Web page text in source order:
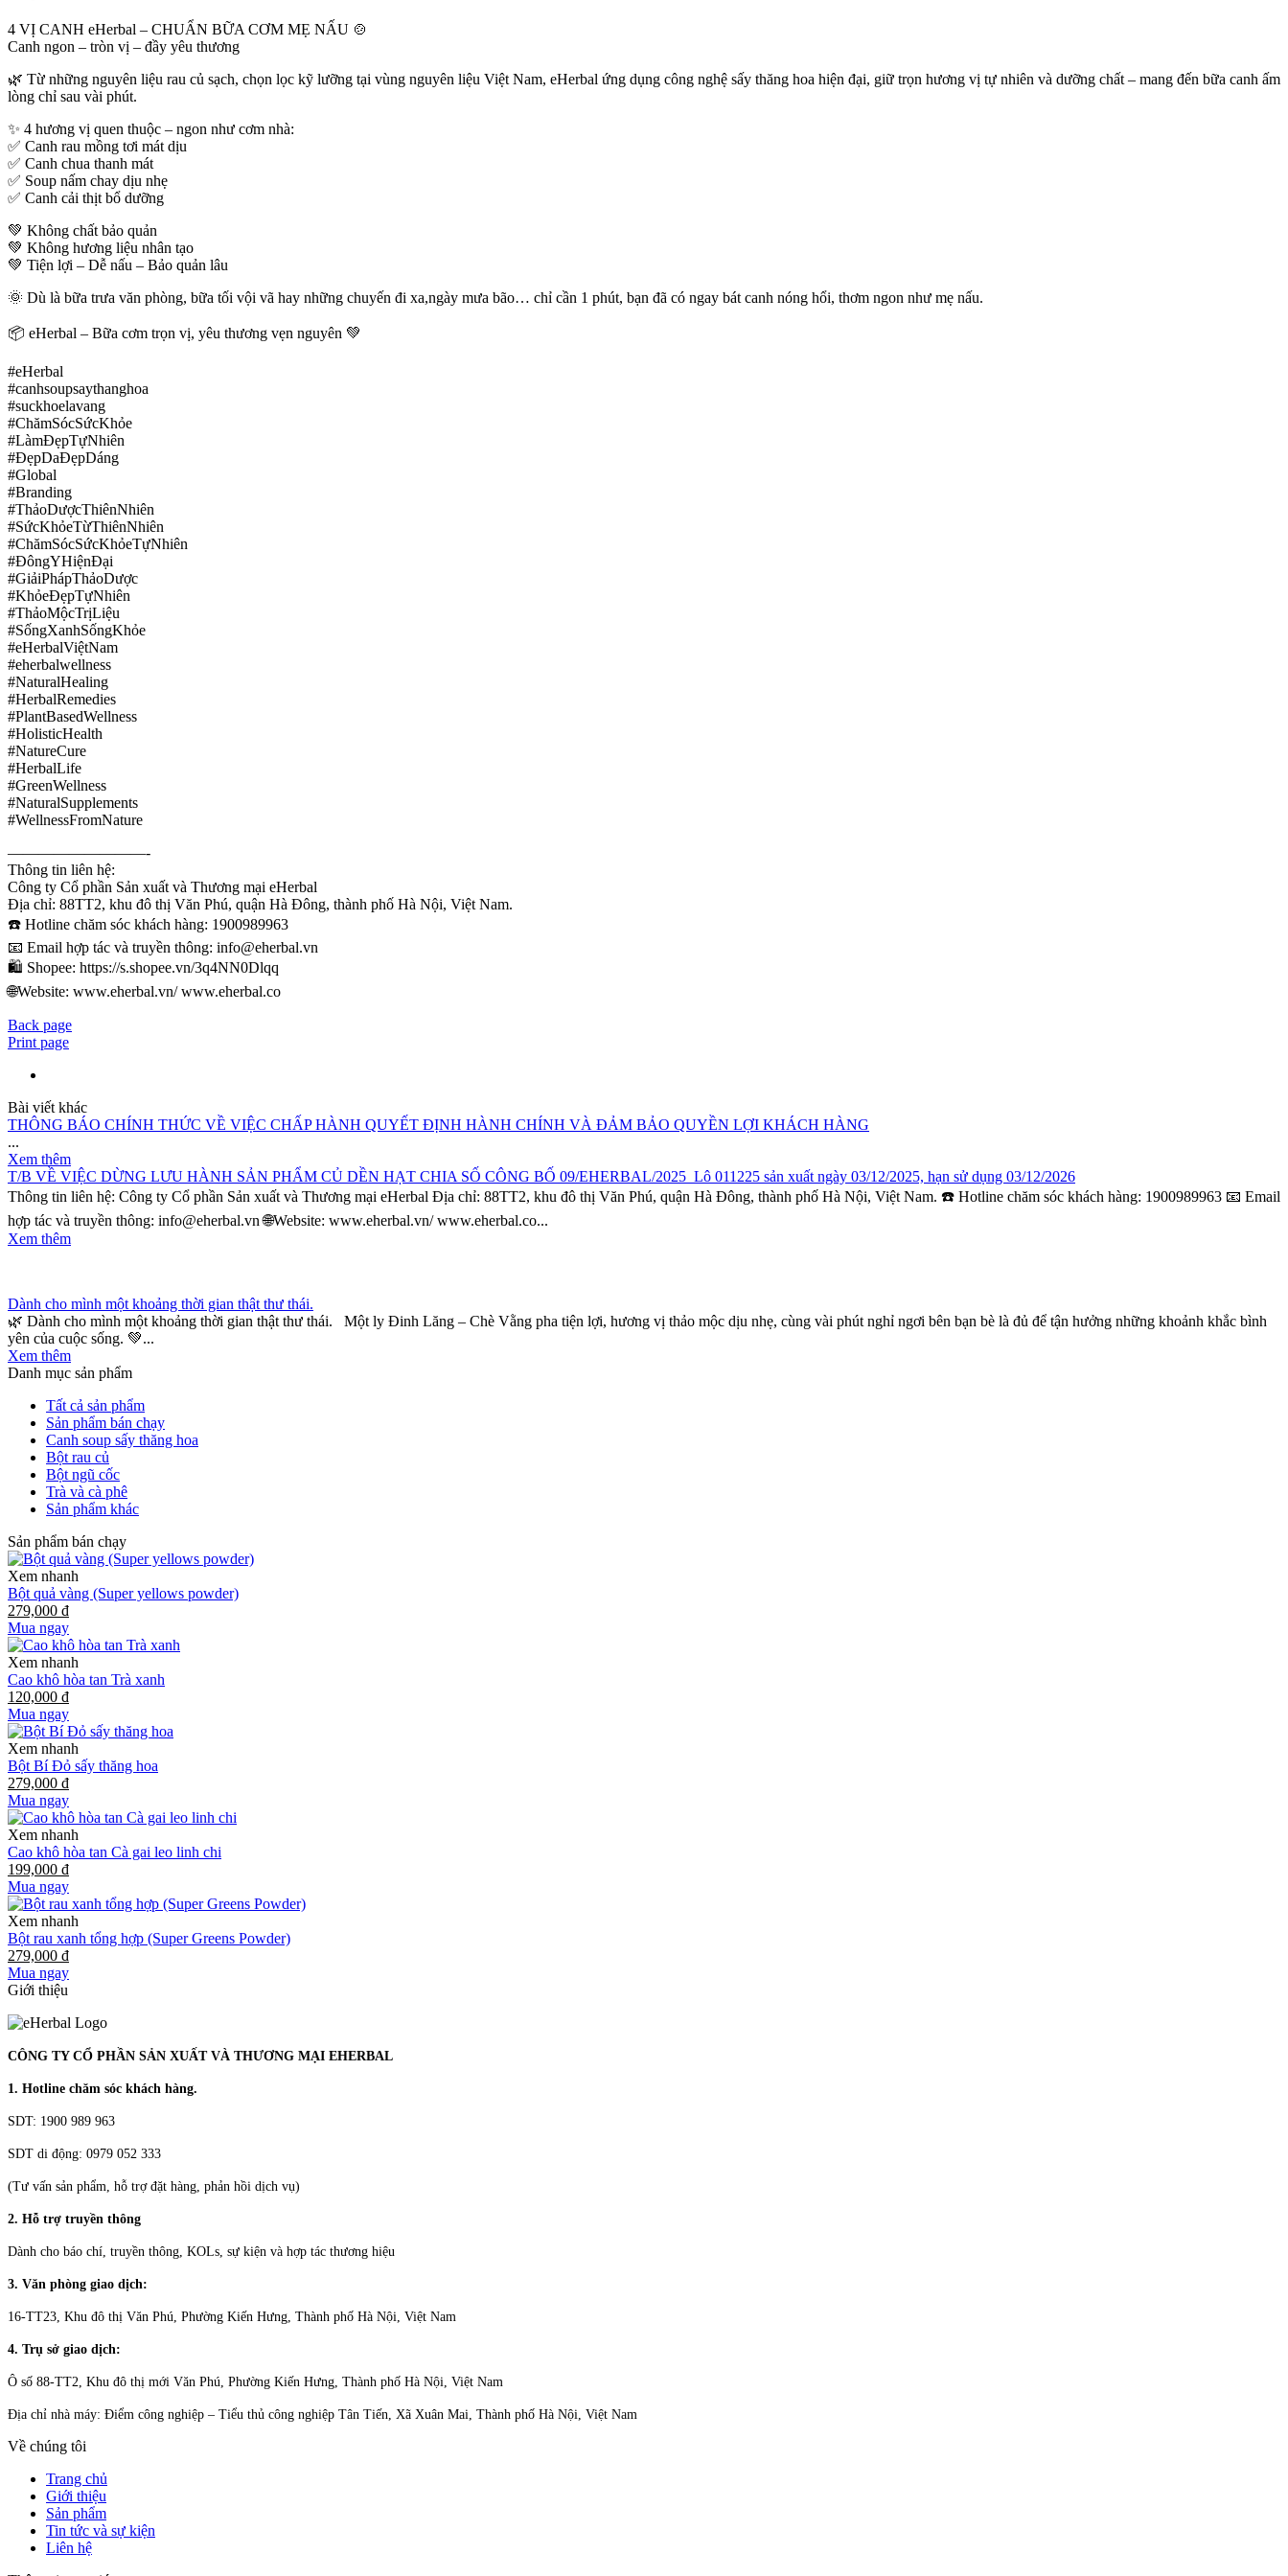
4 VỊ CANH eHerbal – CHUẨN BỮA CƠM MẸ NẤU 🍲
Canh ngon – tròn vị – đầy yêu thương
🌿 Từ những nguyên liệu rau củ sạch, chọn lọc kỹ lưỡng tại vùng nguyên liệu Việt Nam, eHerbal ứng dụng công nghệ sấy thăng hoa hiện đại, giữ trọn hương vị tự nhiên và dưỡng chất – mang đến bữa canh ấm
lòng chỉ sau vài phút.
✨ 4 hương vị quen thuộc – ngon như cơm nhà:
✅ Canh rau mồng tơi mát dịu
✅ Canh chua thanh mát
✅ Soup nấm chay dịu nhẹ
✅ Canh cải thịt bổ dưỡng
💚 Không chất bảo quản
💚 Không hương liệu nhân tạo
💚 Tiện lợi – Dễ nấu – Bảo quản lâu
🌞 Dù là bữa trưa văn phòng, bữa tối vội vã hay những chuyến đi xa,ngày mưa bão… chỉ cần 1 phút, bạn đã có ngay bát canh nóng hổi, thơm ngon như mẹ nấu.
📦 eHerbal – Bữa cơm trọn vị, yêu thương vẹn nguyên 💚
#eHerbal
#canhsoupsaythanghoa
#suckhoelavang
#ChămSócSứcKhỏe
#LàmĐẹpTựNhiên
#ĐẹpDaĐẹpDáng
#Global
#Branding
#ThảoDượcThiênNhiên
#SứcKhỏeTừThiênNhiên
#ChămSócSứcKhỏeTựNhiên
#ĐôngYHiệnĐại
#GiảiPhápThảoDược
#KhỏeĐẹpTựNhiên
#ThảoMộcTrịLiệu
#SốngXanhSốngKhỏe
#eHerbalViệtNam
#eherbalwellness
#NaturalHealing
#HerbalRemedies
#PlantBasedWellness
#HolisticHealth
#NatureCure
#HerbalLife
#GreenWellness
#NaturalSupplements
#WellnessFromNature
—————————-
Thông tin liên hệ:
Công ty Cổ phần Sản xuất và Thương mại eHerbal
Địa chỉ: 88TT2, khu đô thị Văn Phú, quận Hà Đông, thành phố Hà Nội, Việt Nam.
☎️ Hotline chăm sóc khách hàng: 1900989963
📧 Email hợp tác và truyền thông: info@eherbal.vn
🛍️ Shopee: https://s.shopee.vn/3q4NN0Dlqq
🌐Website: www.eherbal.vn/ www.eherbal.co
Back page
Print page
Bài viết khác
THÔNG BÁO CHÍNH THỨC VỀ VIỆC CHẤP HÀNH QUYẾT ĐỊNH HÀNH CHÍNH VÀ ĐẢM BẢO QUYỀN LỢI KHÁCH HÀNG
...
Xem thêm
T/B VỀ VIỆC DỪNG LƯU HÀNH SẢN PHẨM CỦ DỀN HẠT CHIA SỐ CÔNG BỐ 09/EHERBAL/2025_Lô 011225 sản xuất ngày 03/12/2025, hạn sử dụng 03/12/2026
Thông tin liên hệ: Công ty Cổ phần Sản xuất và Thương mại eHerbal Địa chỉ: 88TT2, khu đô thị Văn Phú, quận Hà Đông, thành phố Hà Nội, Việt Nam. ☎️ Hotline chăm sóc khách hàng: 1900989963 📧 Email
hợp tác và truyền thông: info@eherbal.vn 🌐Website: www.eherbal.vn/ www.eherbal.co...
Xem thêm
Dành cho mình một khoảng thời gian thật thư thái.
🌿 Dành cho mình một khoảng thời gian thật thư thái. Một ly Đinh Lăng – Chè Vằng pha tiện lợi, hương vị thảo mộc dịu nhẹ, cùng vài phút nghỉ ngơi bên bạn bè là đủ để tận hưởng những khoảnh khắc bình
yên của cuộc sống. 💚...
Xem thêm
Danh mục sản phẩm
Tất cả sản phẩm
Sản phẩm bán chạy
Canh soup sấy thăng hoa
Bột rau củ
Bột ngũ cốc
Trà và cà phê
Sản phẩm khác
Sản phẩm bán chạy
Xem nhanh
Bột quả vàng (Super yellows powder)
279,000 đ
Mua ngay
Xem nhanh
Cao khô hòa tan Trà xanh
120,000 đ
Mua ngay
Xem nhanh
Bột Bí Đỏ sấy thăng hoa
279,000 đ
Mua ngay
Xem nhanh
Cao khô hòa tan Cà gai leo linh chi
199,000 đ
Mua ngay
Xem nhanh
Bột rau xanh tổng hợp (Super Greens Powder)
279,000 đ
Mua ngay
Giới thiệu
CÔNG TY CỔ PHẦN SẢN XUẤT VÀ THƯƠNG MẠI EHERBAL
1. Hotline chăm sóc khách hàng.
SDT: 1900 989 963
SDT di động: 0979 052 333
(Tư vấn sản phẩm, hỗ trợ đặt hàng, phản hồi dịch vụ)
2. Hỗ trợ truyền thông
Dành cho báo chí, truyền thông, KOLs, sự kiện và hợp tác thương hiệu
3. Văn phòng giao dịch:
16-TT23, Khu đô thị Văn Phú, Phường Kiến Hưng, Thành phố Hà Nội, Việt Nam
4. Trụ sở giao dịch:
Ô số 88-TT2, Khu đô thị mới Văn Phú, Phường Kiến Hưng, Thành phố Hà Nội, Việt Nam
Địa chỉ nhà máy: Điểm công nghiệp – Tiểu thủ công nghiệp Tân Tiến, Xã Xuân Mai, Thành phố Hà Nội, Việt Nam
Về chúng tôi
Trang chủ
Giới thiệu
Sản phẩm
Tin tức và sự kiện
Liên hệ